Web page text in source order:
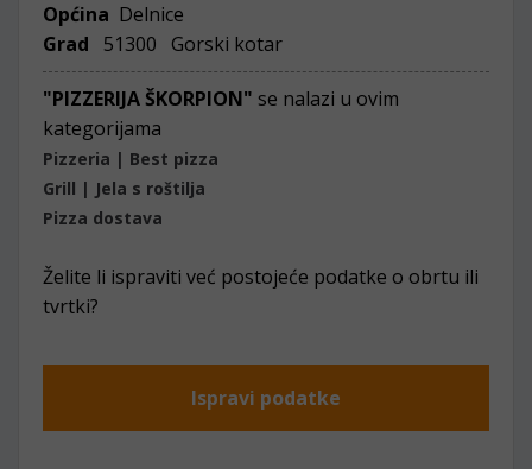
Općina Delnice
Grad
51300 Gorski kotar
"PIZZERIJA ŠKORPION" se nalazi u ovim
kategorijama
Pizzeria | Best pizza
Grill | Jela s roštilja
Pizza dostava
Želite li ispraviti već postojeće podatke o obrtu ili
tvrtki?
Ispravi podatke